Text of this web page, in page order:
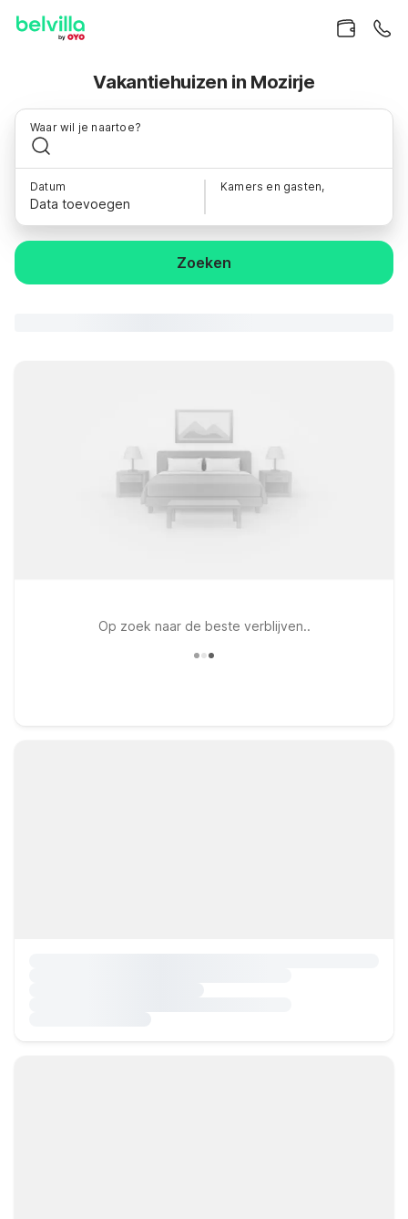
Vakantiehuizen in Mozirje
Waar wil je naartoe?
Datum
Data toevoegen
Kamers en gasten,
Zoeken
Op zoek naar de beste verblijven..